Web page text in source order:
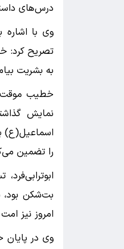
درس‌های
وی با اشاره
تصریح کرد:
به بشریت
خطیب موقت
نمایش
اسماعیل(ع)
را تضمین
بت‌شکن بود،
امروز نیز
وی در پایان